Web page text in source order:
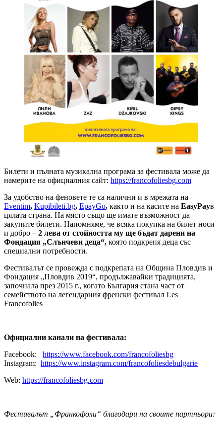
Билети и пълната музикална програма за фестивала може да
намерите на официалния сайт: https://francofoliesbg.com
За удобство на феновете те са налични и в мрежата на
Eventim, Kupibileti.bg, EpayGo, както и на касите на EasyPayв
цялата страна. На място също ще имате възможност да
закупите билети. Напомняме, че всяка покупка на билет носи
и добро – 2 лева от стойността му ще бъдат дарени на
Фондация „Слънчеви деца“, която подкрепя деца със
специални потребности.
Фестивалът се провежда с подкрепата на Община Пловдив и
Фондация „Пловдив 2019“, продължавайки традицията,
започнала през 2015 г., когато България стана част от
семейството на легендарния френски фестивал Les
Francofolies
Официални канали на фестивала:
Facebook: https://www.facebook.com/francofoliesbg
Instagram: https://www.instagram.com/francofoliesdebulgarie
Web: https://francofoliesbg.com
Фестивалът „Франкофоли“ благодари на своите партньори: